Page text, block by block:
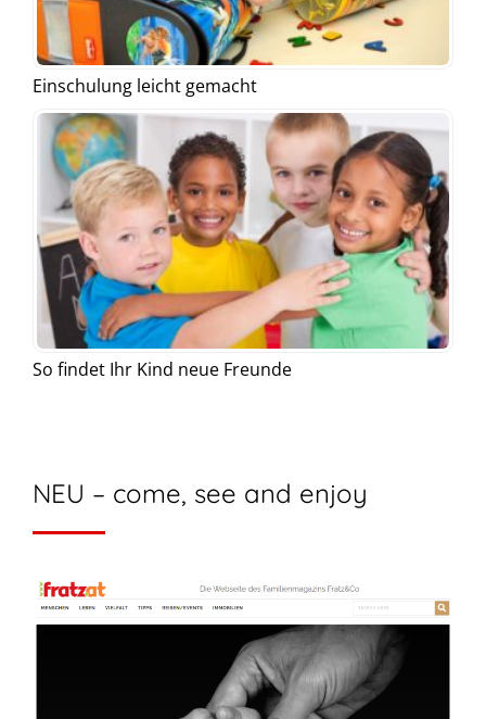
Einschulung leicht gemacht
So findet Ihr Kind neue Freunde
NEU – come, see and enjoy